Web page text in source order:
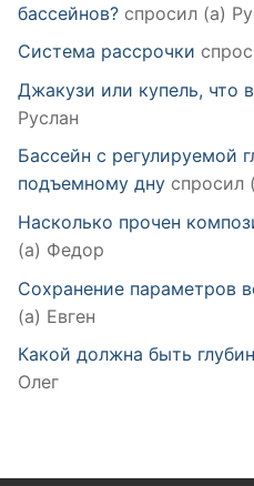
бассейнов? спросил (а)
Система рассрочки
Джакузи или купель, что
Руслан
Бассейн с регулируемой
подъемному дну спросил
Насколько прочен
(а) Федор
Сохранение параметров
(а) Евген
Какой должна быть
Олег